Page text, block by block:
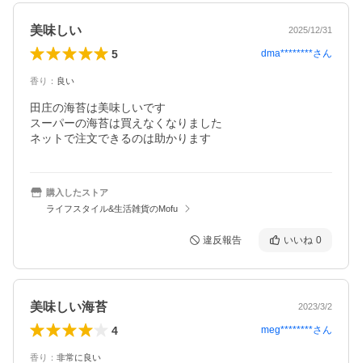
美味しい 2025/12/31
5 dma********さん
香り ： 良い
田庄の海苔は美味しいです
スーパーの海苔は買えなくなりました
ネットで注文できるのは助かります
購入したストア
ライフスタイル&生活雑貨のMofu
違反報告 いいね 0
美味しい海苔 2023/3/2
4 meg********さん
香り ： 非常に良い